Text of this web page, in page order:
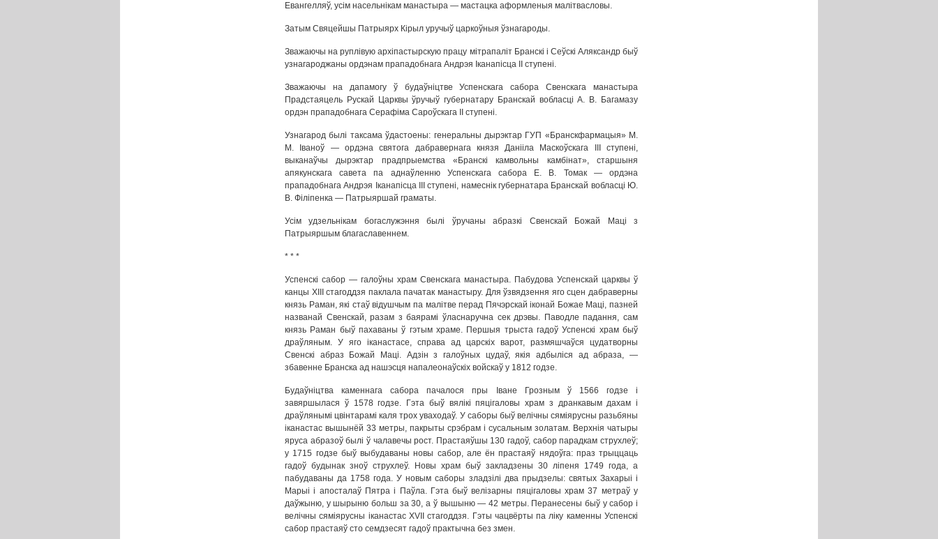
Евангелляў, усім насельнікам манастыра — мастацка аформленыя малітвасловы.
Затым Свяцейшы Патрыярх Кірыл уручыў царкоўныя ўзнагароды.
Зважаючы на руплівую архіпастырскую працу мітрапаліт Бранскі і Сеўскі Аляксандр быў
узнагароджаны ордэнам прападобнага Андрэя Іканапісца II ступені.
Зважаючы на дапамогу ў будаўніцтве Успенскага сабора Свенскага манастыра
Прадстаяцель Рускай Царквы ўручыў губернатару Бранскай вобласці А. В. Багамазу
ордэн прападобнага Серафіма Сароўскага II ступені.
Узнагарод былі таксама ўдастоены: генеральны дырэктар ГУП «Бранскфармацыя» М.
М. Іваноў — ордэна святога дабравернага князя Данііла Маскоўскага III ступені,
выканаўчы дырэктар прадпрыемства «Бранскі камвольны камбінат», старшыня
апякунскага савета па аднаўленню Успенскага сабора Е. В. Томак — ордэна
прападобнага Андрэя Іканапісца III ступені, намеснік губернатара Бранскай вобласці Ю.
В. Філіпенка — Патрыяршай граматы.
Усім удзельнікам богаслужэння былі ўручаны абразкі Свенскай Божай Маці з
Патрыяршым благаславеннем.
* * *
Успенскі сабор — галоўны храм Свенскага манастыра. Пабудова Успенскай царквы ў
канцы ХІІІ стагоддзя паклала пачатак манастыру. Для ўзвядзення яго сцен дабраверны
князь Раман, які стаў відушчым па малітве перад Пячэрскай іконай Божае Маці, пазней
названай Свенскай, разам з баярамі ўласнаручна сек дрэвы. Паводле падання, сам
князь Раман быў пахаваны ў гэтым храме. Першыя трыста гадоў Успенскі храм быў
драўляным. У яго іканастасе, справа ад царскіх варот, размяшчаўся цудатворны
Свенскі абраз Божай Маці. Адзін з галоўных цудаў, якія адбыліся ад абраза, —
збавенне Бранска ад нашэсця напалеонаўскіх войскаў у 1812 годзе.
Будаўніцтва каменнага сабора пачалося пры Іване Грозным ў 1566 годзе і
завяршылася ў 1578 годзе. Гэта быў вялікі пяцігаловы храм з дранкавым дахам і
драўлянымі цвінтарамі каля трох уваходаў. У саборы быў велічны сяміярусны разьбяны
іканастас вышынёй 33 метры, пакрыты срэбрам і сусальным золатам. Верхнія чатыры
яруса абразоў былі ў чалавечы рост. Прастаяўшы 130 гадоў, сабор парадкам струхлеў;
у 1715 годзе быў выбудаваны новы сабор, але ён прастаяў нядоўга: праз трыццаць
гадоў будынак зноў струхлеў. Новы храм быў закладзены 30 ліпеня 1749 года, а
пабудаваны да 1758 года. У новым саборы зладзілі два прыдзелы: святых Захарыі і
Марыі і апосталаў Пятра і Паўла. Гэта быў велізарны пяцігаловы храм 37 метраў у
даўжыню, у шырыню больш за 30, а ў вышыню — 42 метры. Перанесены быў у сабор і
велічны сяміярусны іканастас XVII стагоддзя. Гэты чацвёрты па ліку каменны Успенскі
сабор прастаяў сто семдзесят гадоў практычна без змен.